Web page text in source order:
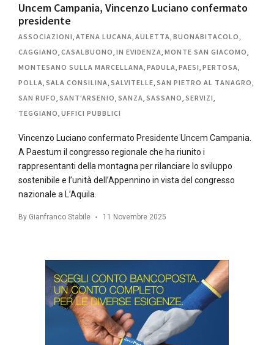
Uncem Campania, Vincenzo Luciano confermato
presidente
ASSOCIAZIONI, ATENA LUCANA, AULETTA, BUONABITACOLO,
CAGGIANO, CASALBUONO, IN EVIDENZA, MONTE SAN GIACOMO,
MONTESANO SULLA MARCELLANA, PADULA, PAESI, PERTOSA,
POLLA, SALA CONSILINA, SALVITELLE, SAN PIETRO AL TANAGRO,
SAN RUFO, SANT'ARSENIO, SANZA, SASSANO, SERVIZI,
TEGGIANO, UFFICI PUBBLICI
Vincenzo Luciano confermato Presidente Uncem Campania.
A Paestum il congresso regionale che ha riunito i
rappresentanti della montagna per rilanciare lo sviluppo
sostenibile e l’unità dell’Appennino in vista del congresso
nazionale a L’Aquila.
By Gianfranco Stabile 11 Novembre 2025